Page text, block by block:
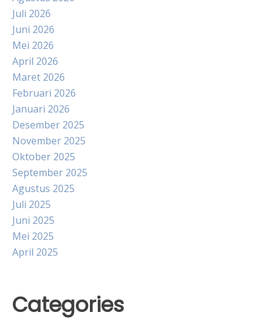
Juli 2026
Juni 2026
Mei 2026
April 2026
Maret 2026
Februari 2026
Januari 2026
Desember 2025
November 2025
Oktober 2025
September 2025
Agustus 2025
Juli 2025
Juni 2025
Mei 2025
April 2025
Categories